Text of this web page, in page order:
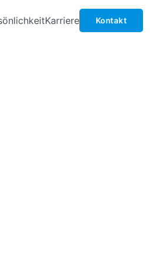
von 'Expertise'
Menü-Unterpunkte von
Karriere Kontakt